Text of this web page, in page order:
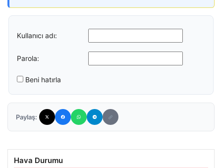
Kullanıcı adı:
Parola:
Beni hatırla
Paylaş:
Hava Durumu